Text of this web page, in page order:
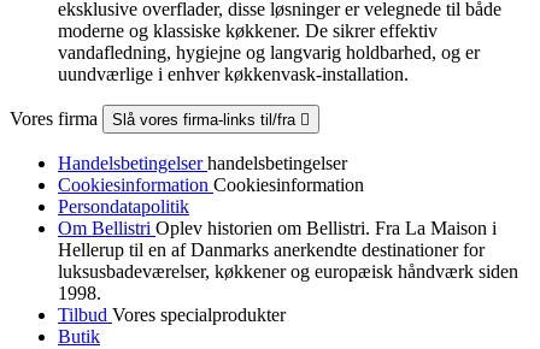
eksklusive overflader, disse løsninger er velegnede til både
moderne og klassiske køkkener. De sikrer effektiv
vandafledning, hygiejne og langvarig holdbarhed, og er
uundværlige i enhver køkkenvask-installation.
Vores firma Slå vores firma-links til/fra 
Handelsbetingelserhandelsbetingelser
Cookiesinformation Cookiesinformation
Persondatapolitik
Om Bellistri Oplev historien om Bellistri. Fra La Maison i
Hellerup til en af Danmarks anerkendte destinationer for
luksus­badeværelser, køkkener og europæisk håndværk siden
1998.
Tilbud Vores specialprodukter
Butik